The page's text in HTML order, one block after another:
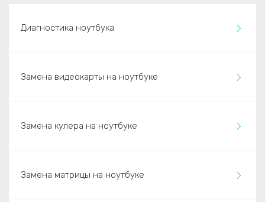
Диагностика ноутбука
Замена видеокарты на ноутбуке
Замена кулера на ноутбуке
Замена матрицы на ноутбуке